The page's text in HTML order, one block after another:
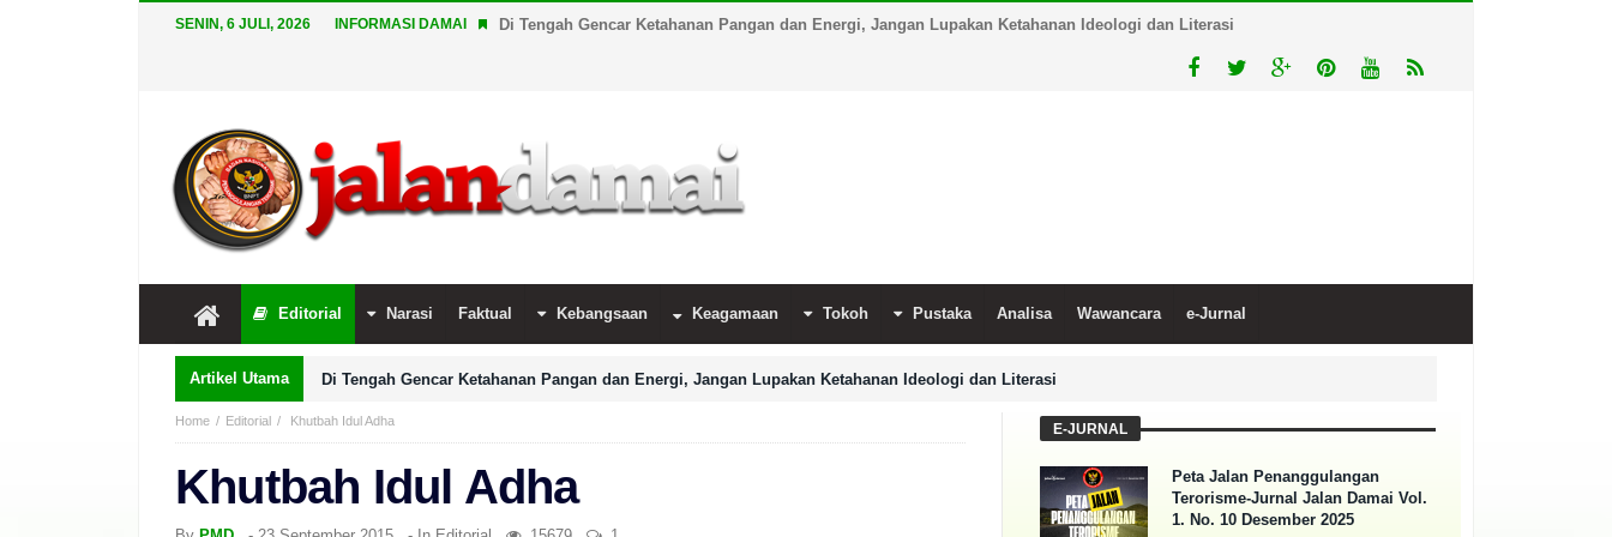
SENIN, 6 JULI, 2026 INFORMASI DAMAI Di Tengah Gencar Ketahanan Pangan dan Energi, Jangan Lupakan Ketahanan Ideologi dan Literasi
Editorial Narasi Faktual Kebangsaan Keagamaan Tokoh Pustaka Analisa Wawancara e-Jurnal
Artikel Utama Di Tengah Gencar Ketahanan Pangan dan Energi, Jangan Lupakan Ketahanan Ideologi dan Literasi
Home Editorial Khutbah Idul Adha
Khutbah Idul Adha
E-JURNAL
Peta Jalan Penanggulangan
Terorisme-Jurnal Jalan Damai Vol.
1. No. 10 Desember 2025